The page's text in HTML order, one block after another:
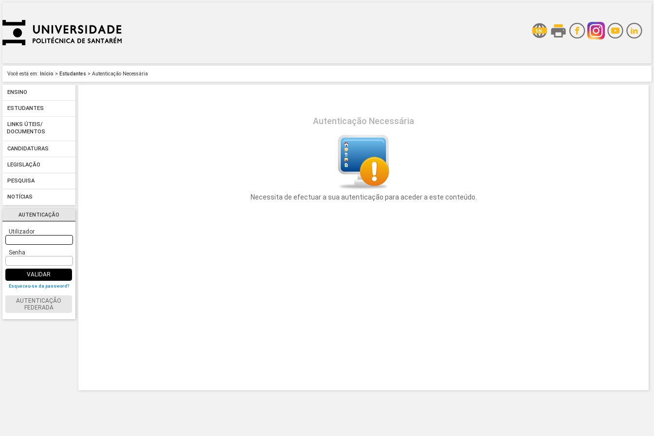
Você está em: Início > Estudantes > Autenticação Necessária
ENSINO
ESTUDANTES
LINKS ÚTEIS/
DOCUMENTOS
CANDIDATURAS
LEGISLAÇÃO
PESQUISA
NOTÍCIAS
AUTENTICAÇÃO
Utilizador
Senha
VALIDAR
Esqueceu-se da password?
AUTENTICAÇÃO
FEDERADA
Autenticação Necessária
Necessita de efectuar a sua autenticação para aceder a este conteúdo.